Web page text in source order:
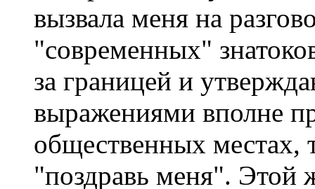
вызвала меня на
"современных"
за границей и
выражениями вполне
общественных местах,
"поздравь меня". Этой